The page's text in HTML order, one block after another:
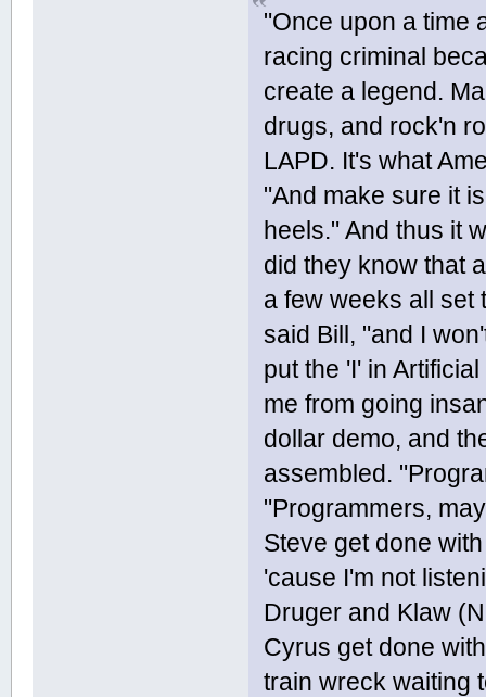
"Once upon a time
racing criminal
create a legend.
drugs, and rock'n
LAPD. It's what
"And make sure it
heels." And thus it
did they know that
a few weeks all set
said Bill, "and I
put the 'I' in
me from going
dollar demo, and
assembled.
"Programmers,
Steve get done
'cause I'm not
Druger and Klaw
Cyrus get done
train wreck waiting